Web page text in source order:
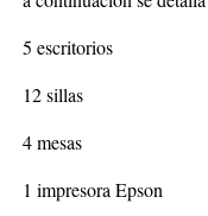
5 escritorios
12 sillas
4 mesas
1 impresora